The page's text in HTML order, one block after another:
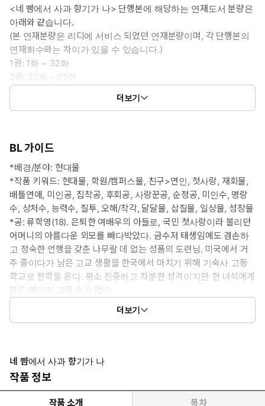
<네 뺨에서 사과 향기가 나> 단행본에 해당하는 연재도서 분량은
아래와 같습니다.
(본 연재분량은 리디에 서비스 되었던 연재분량이며, 각 단행본의
연재화수와는 차이가 있을 수 있습니다.)
1권: 1화 ~ 32화
2권: 32화 ~ 65화
3권: 65화 ~ 99화
더보기
BL 가이드
*배경/분야: 현대물
*작품 키워드: 현대물, 학원/캠퍼스물, 친구>연인, 첫사랑, 재회물,
배틀연애, 미인공, 집착공, 후회공, 사랑꾼공, 순정공, 미인수, 명랑
수, 상처수, 능력수, 질투, 오해/착각, 달달물, 삽질물, 일상물, 성장물
*공: 류학영(18). 은퇴한 여배우의 아들로, 국민 첫사랑이라 불리던
어머니의 아름다운 외모를 빼다박았다. 금수저 태생임에도 겸손하
고 정숙한 언행을 갖춘 나무랄 데 없는 성품의 도련님. 미국에서 거
주 중이다가 남은 고교 생활을 한국에서 마치기 위해 기숙사 고등
학교로 전학을 온다. 평소 진중하고 차분한 성격이지만 한 녀석에게
만은 왜인지 그럴 수가 없다.
*수: 신유명(18). 우수한 성적에, 화려한 외모, 쾌활한 성격에 운동 신
경까지 갖춰 어딜 가든 요란하게 남들의 시선을 끄는 인기인. 이름
드러나지 않는 속앓이를 하고 있는 그에게 또 하나의 트러블, 전학
생 류학영이 찾아온다.
*이럴 때 보세요: 우정과 사랑, 성장통을 겪는 청춘들의 이야기가 보
더보기
네 뺨에서 사과 향기가 나
작품 정보
작품 소개 목차